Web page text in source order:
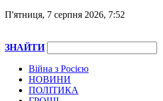
П'ятниця, 7 серпня 2026, 7:52
ЗНАЙТИ
Війна з Росією
НОВИНИ
ПОЛІТИКА